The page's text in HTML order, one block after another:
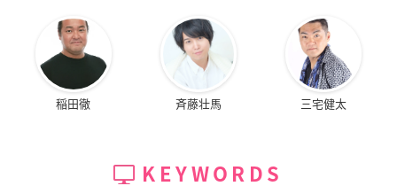
稲田徹 斉藤壮馬 三宅健太
KEYWORDS